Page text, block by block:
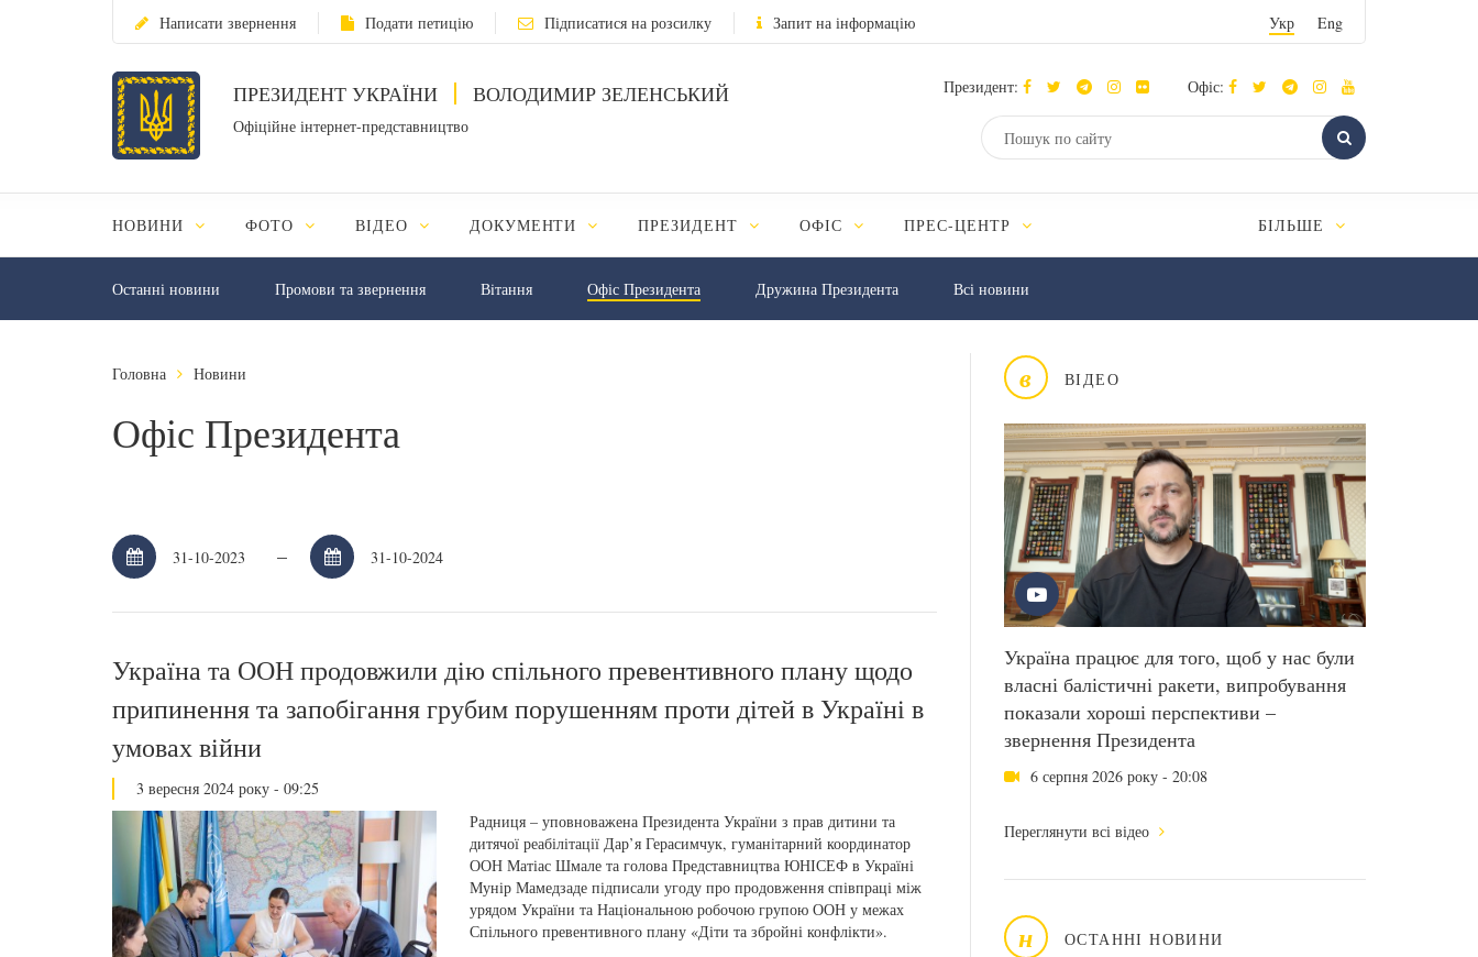
Написати звернення Подати петицію Підписатися на розсилку Запит на інформацію Укр Eng
ПРЕЗИДЕНТ УКРАЇНИ ВОЛОДИМИР ЗЕЛЕНСЬКИЙ
Офіційне інтернет-представництво
Президент: Офіс:
НОВИНИ ФОТО ВІДЕО ДОКУМЕНТИ ПРЕЗИДЕНТ ОФІС ПРЕС-ЦЕНТР БІЛЬШЕ
Останні новини Промови та звернення Вiтання Офіс Президента Дружина Президента Всі новини
в ВІДЕО
Україна працює для того, щоб у нас були
власні балістичні ракети, випробування
показали хороші перспективи –
звернення Президента
6 серпня 2026 року - 20:08
Переглянути всі відео
н ОСТАННІ НОВИНИ
Головна Новини
Офіс Президента
–
Україна та ООН продовжили дію спільного превентивного плану щодо
припинення та запобігання грубим порушенням проти дітей в Україні в
умовах війни
3 вересня 2024 року - 09:25
Радниця – уповноважена Президента України з прав дитини та
дитячої реабілітації Дар’я Герасимчук, гуманітарний координатор
ООН Матіас Шмале та голова Представництва ЮНІСЕФ в Україні
Мунір Мамедзаде підписали угоду про продовження співпраці між
урядом України та Національною робочою групою ООН у межах
Спільного превентивного плану «Діти та збройні конфлікти».